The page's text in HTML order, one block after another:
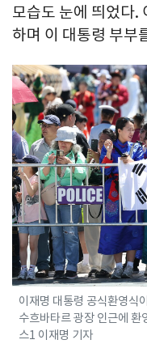
모습도 눈에 띄었다
하며 이 대통령 부부
이재명 대통령 공식환영식
수흐바타르 광장 인근에
스1 이재명 기자